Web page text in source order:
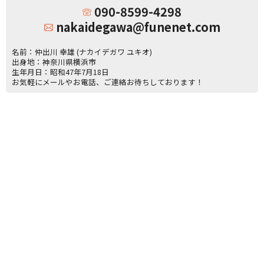
090-8599-4298
nakaidegawa@funenet.com
名前：仲出川 幸雄 (ナカイデガワ ユキオ)
出身地：神奈川県横浜市
生年月日：昭和47年7月18日
お気軽にメールやお電話、ご連絡お待ちしております！